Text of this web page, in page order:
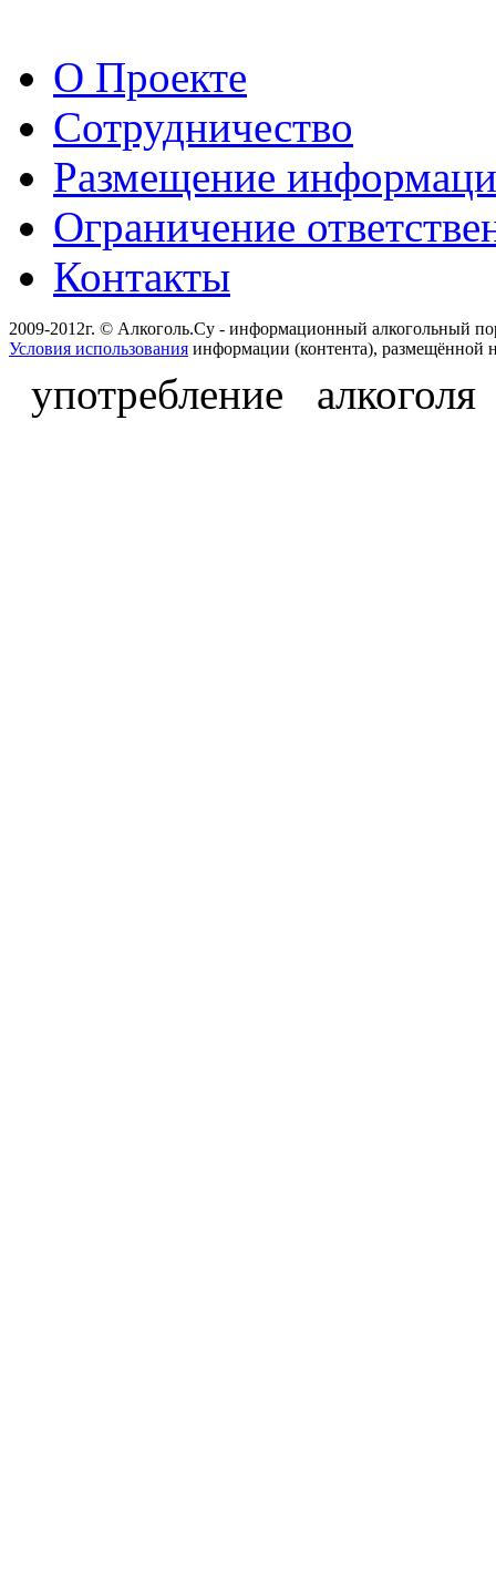
О Проекте
Сотрудничество
Размещение
Ограничение
Контакты
2009-2012г. © Алкоголь.Су - информационный алкогольный
Условия использования информации (контента), размещённой
употребление